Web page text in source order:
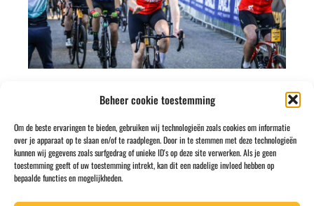
Beheer cookie toestemming
Om de beste ervaringen te bieden, gebruiken wij technologieën zoals cookies om informatie
over je apparaat op te slaan en/of te raadplegen. Door in te stemmen met deze technologieën
kunnen wij gegevens zoals surfgedrag of unieke ID's op deze site verwerken. Als je geen
toestemming geeft of uw toestemming intrekt, kan dit een nadelige invloed hebben op
bepaalde functies en mogelijkheden.